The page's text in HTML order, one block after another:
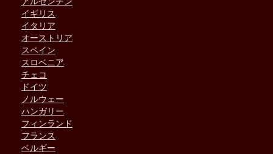
イギリス
イタリア
オーストリア
スペイン
スロベニア
チェコ
ドイツ
ノルウェー
ハンガリー
フィンランド
フランス
ベルギー